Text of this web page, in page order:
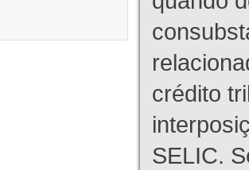
crédito
SELIC.